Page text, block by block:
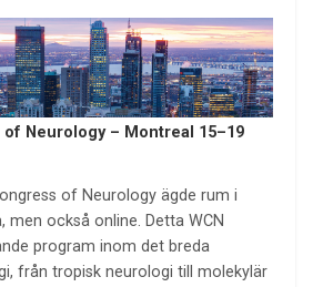
Neurology – Montreal 15–19
of Neurology ägde rum i
men också online. Detta WCN
program inom det breda
från tropisk neurologi till molekylär